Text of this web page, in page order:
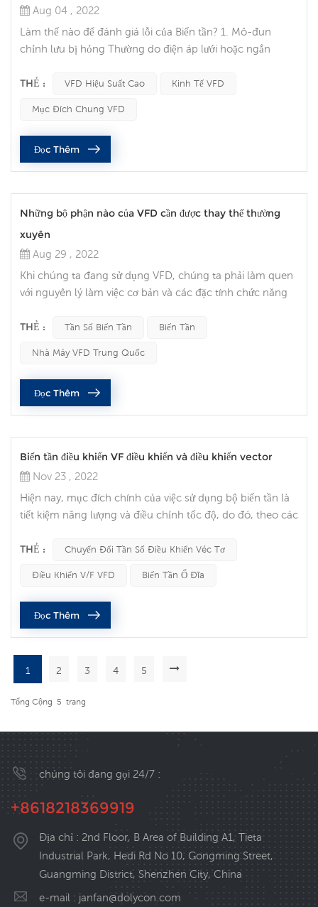
Aug 04 , 2022
Làm thế nào để đánh giá lỗi của Biến tần? 1. Mô-đun
chỉnh lưu bị hỏng Thường do điện áp lưới hoặc ngắn
ngắn mạch bên trong. Khi xử lý sự cố tại chỗ, tập trung
chẳng hạn như điện áp lưới, có máy hàn điện và các thiết
bị khác gây ô nhiễm lưới điện hay không. 2. Mô-đun Biến
tần bị hỏng ...
THẺ : VFD Hiệu Suất Cao Kinh Tế VFD
Mục Đích Chung VFD
Đọc Thêm
Những bộ phận nào của VFD cần được thay thế thường
xuyên
Aug 29 , 2022
Khi chúng ta đang sử dụng VFD, chúng ta phải làm quen
với nguyên lý làm việc cơ bản và các đặc tính chức năng
cắt nguồn điện chính của thiết bị; và đèn báo Biến tần biến
hàng ngày: Trước khi bật nguồn VFD, hãy kiểm tra nhiệt
độ và độ ẩm của môi trường xung quanh. Nếu nhiệt độ
quá cao sẽ k...
THẺ : Tần Số Biến Tần Biến Tần
Nhà Máy VFD Trung Quốc
Đọc Thêm
Biến tần điều khiển VF điều khiển và điều khiển vector
Nov 23 , 2022
Hiện nay, mục đích chính của việc sử dụng bộ biến tần là
tiết kiệm năng lượng và điều chỉnh tốc độ, do đó, theo các
điều khiển khác nhau: bộ biến tần điều khiển V/F thông
khi tốc độ động cơ giảm, điều này dẫn đến thực tế là
động...
THẺ : Chuyển Đổi Tần Số Điều Khiển Véc Tơ
Điều Khiển V/F VFD Biến Tần Ổ Đĩa
Đọc Thêm
1 2 3 4 5
Tổng Cộng 5 Trang
chúng tôi đang gọi 24/7 :
+8618218369919
Địa chỉ : 2nd Floor, B Area of Building A1, Tieta
Industrial Park, Hedi Rd No 10, Gongming Street,
Guangming District, Shenzhen City, China
e-mail : janfan@dolycon.com